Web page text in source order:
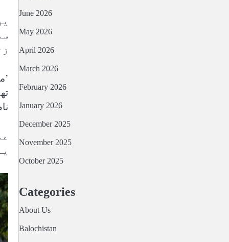
June 2026
May 2026
April 2026
March 2026
February 2026
January 2026
December 2025
November 2025
October 2025
Categories
About Us
Balochistan